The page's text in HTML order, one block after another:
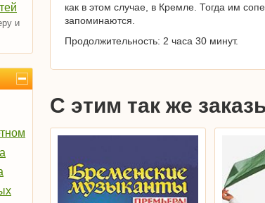
и
как в этом случае, в Кремле. Тогда им
запоминаются.
Продолжительность: 2 часа 30 минут.
С этим так же